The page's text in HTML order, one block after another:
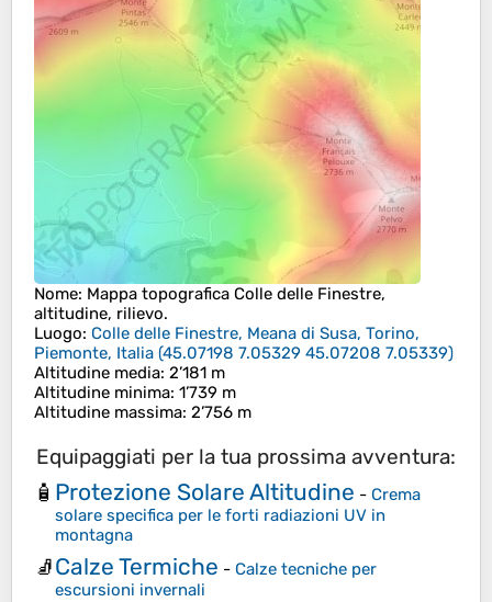
Nome: Mappa topografica Colle delle Finestre,
altitudine, rilievo.
Luogo: Colle delle Finestre, Meana di Susa, Torino,
Piemonte, Italia (45.07198 7.05329 45.07208 7.05339)
Altitudine media: 2’181 m
Altitudine minima: 1’739 m
Altitudine massima: 2’756 m
Equipaggiati per la tua prossima avventura:
🧴 Protezione Solare Altitudine - Crema
solare specifica per le forti radiazioni UV in
montagna
🧦Calze Termiche - Calze tecniche per
escursioni invernali